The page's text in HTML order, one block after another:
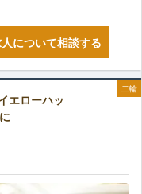
について相談する
二輪
エローハッ